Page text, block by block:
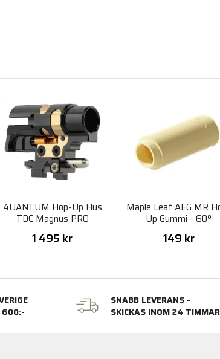
4UANTUM Hop-Up Hus
TDC Magnus PRO
1 495 kr
Maple Leaf AEG MR
Up Gummi - 60º
149 kr
600:-
SNABB LEVERANS -
SKICKAS INOM 24 TIMMAR